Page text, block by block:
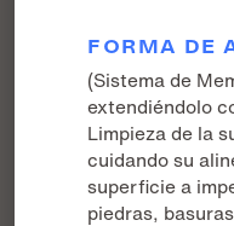
FORMA DE
(Sistema de
extendiéndolo
Limpieza de la
cuidando su
superficie a
piedras,